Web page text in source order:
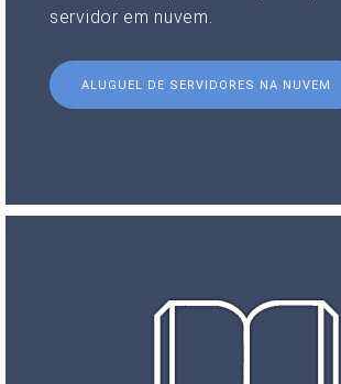
servidor em nuvem.
ALUGUEL DE SERVIDORES NA NUVEM